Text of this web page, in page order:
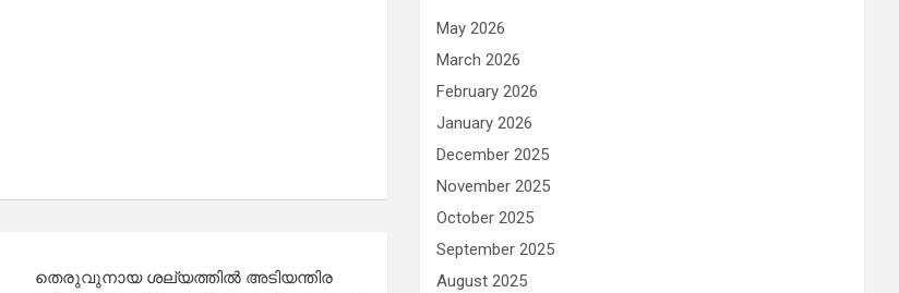
തെരുവുനായ ശല്യത്തിൽ അടിയന്തിര
May 2026
March 2026
February 2026
January 2026
December 2025
November 2025
October 2025
September 2025
August 2025